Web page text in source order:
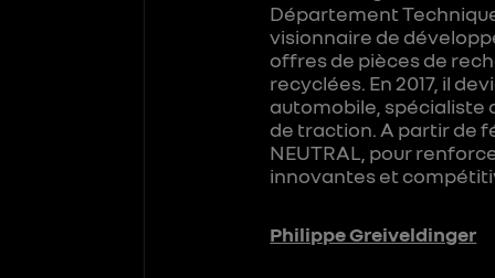
Département
visionnaire de
offres de pièces de
recyclées. En 2017, il
automobile, spécialiste
de traction. A partir de
NEUTRAL, pour
innovantes et
Philippe Greiveldinger